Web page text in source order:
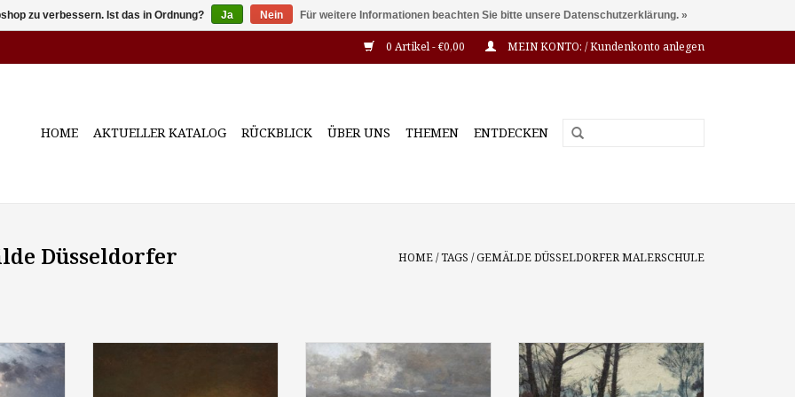
0 Artikel - €0,00 MEIN KONTO: / Kundenkonto anlegen
HOME AKTUELLER KATALOG RÜCKBLICK ÜBER UNS THEMEN ENTDECKEN
Düsseldorfer
HOME/TAGS /GEMÄLDE DÜSSELDORFER MALERSCHULE
(1850
Erwin Carl Wilhelm Günter
(Günther) (1864-1927):
"Nordseebrandung", um 1900, Öl
Herman Hyneman (1849 –
1907): “Winter an der Düssel",
Öl auf Leinwand, 60 x 50 cm,
zu verbessern. Ist das in Ordnung? Ja Nein Für weitere Informationen beachten Sie bitte unsere Datenschutzerklärung. »